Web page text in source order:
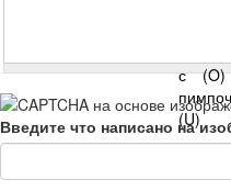
Введите что написано на